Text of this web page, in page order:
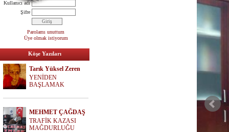
Kullanıcı adı
Şifre
Parolamı unuttum
Üye olmak istiyorum
Köşe Yazıları
Tarık Yüksel Zeren
YENİDEN
BAŞLAMAK
MEHMET ÇAĞDAŞ
TRAFİK KAZASI
MAĞDURLUĞU